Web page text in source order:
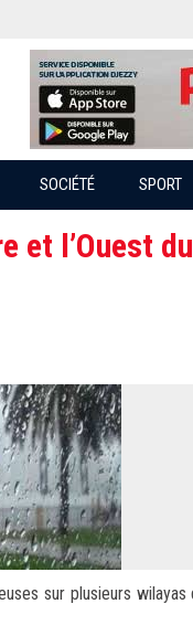
SOCIÉTÉ SPORT
et l’Ouest
sur plusieurs